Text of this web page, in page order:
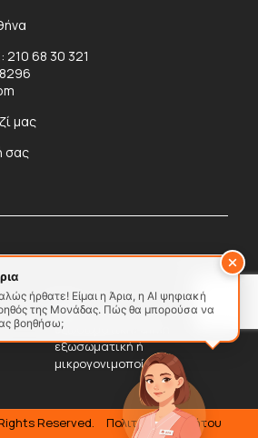
210 68 30 321
μας
σας
Reserved.
Πολιτική Απορρήτου
ήρθατε! Είμαι η Άρια, η AI ψηφιακή
της Μονάδας. Πώς θα μπορούσα να
βοηθήσω;